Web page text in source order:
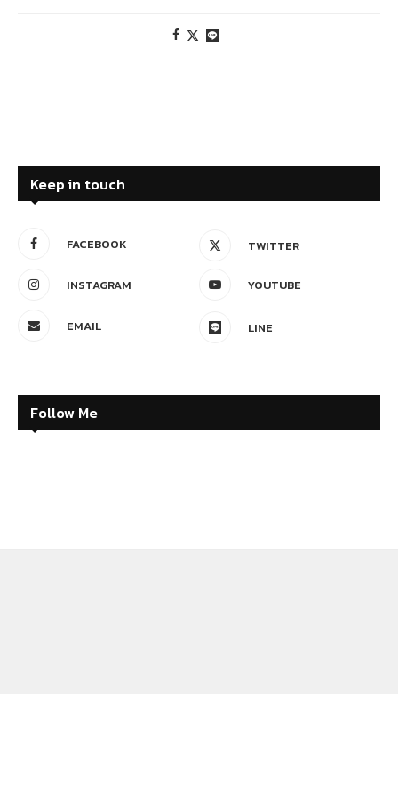
Keep in touch
FACEBOOK TWITTER
INSTAGRAM YOUTUBE
EMAIL LINE
Follow Me